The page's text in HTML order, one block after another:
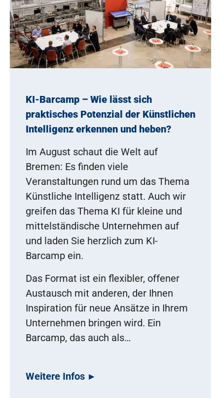
KI-Barcamp – Wie lässt sich
praktisches Potenzial der Künstlichen
Intelligenz erkennen und heben?
Im August schaut die Welt auf
Bremen: Es finden viele
Veranstaltungen rund um das Thema
Künstliche Intelligenz statt. Auch wir
greifen das Thema KI für kleine und
mittelständische Unternehmen auf
und laden Sie herzlich zum KI-
Barcamp ein.
Das Format ist ein flexibler, offener
Austausch mit anderen, der Ihnen
Inspiration für neue Ansätze in Ihrem
Unternehmen bringen wird. Ein
Barcamp, das auch als…
Weitere Infos